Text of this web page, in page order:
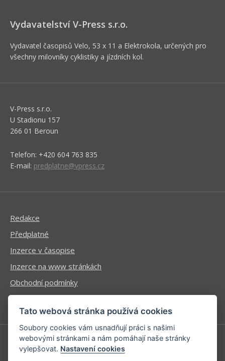
Vydavatelství V-Press s.r.o.
Vydavatel časopisů Velo, 53 x 11 a Elektrokola, určených pro
všechny milovníky cyklistiky a jízdních kol.
V-Press s.r.o.
U Stadionu 157
266 01 Beroun
Telefon: +420 604 763 835
E-mail: predplatne@vpress.cz
Redakce
Předplatné
Inzerce v časopise
Inzerce na www stránkách
Obchodní podmínky
Ochrana osobních údajů
Příhlášení | Registrace
Tato webová stránka používá cookies
Soubory cookies vám usnadňují práci s našimi
webovými stránkami a nám pomáhají naše stránky
vylepšovat. Nastavení cookies